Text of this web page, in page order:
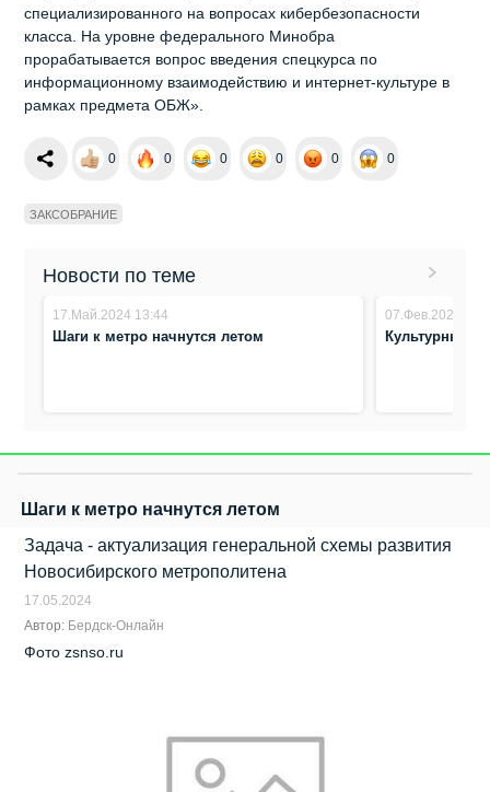
специализированного на вопросах кибербезопасности
класса. На уровне федерального Минобра
прорабатывается вопрос введения спецкурса по
информационному взаимодействию и интернет-культуре в
рамках предмета ОБЖ».
0 0 0 0 0 0
ЗАКСОБРАНИЕ
Новости по теме
17.Май.2024 13:44
Шаги к метро начнутся летом
07.Фев.2024
Культурный
Шаги к метро начнутся летом
Задача - актуализация генеральной схемы развития
Новосибирского метрополитена
17.05.2024
Автор: Бердск-Онлайн
Фото zsnso.ru